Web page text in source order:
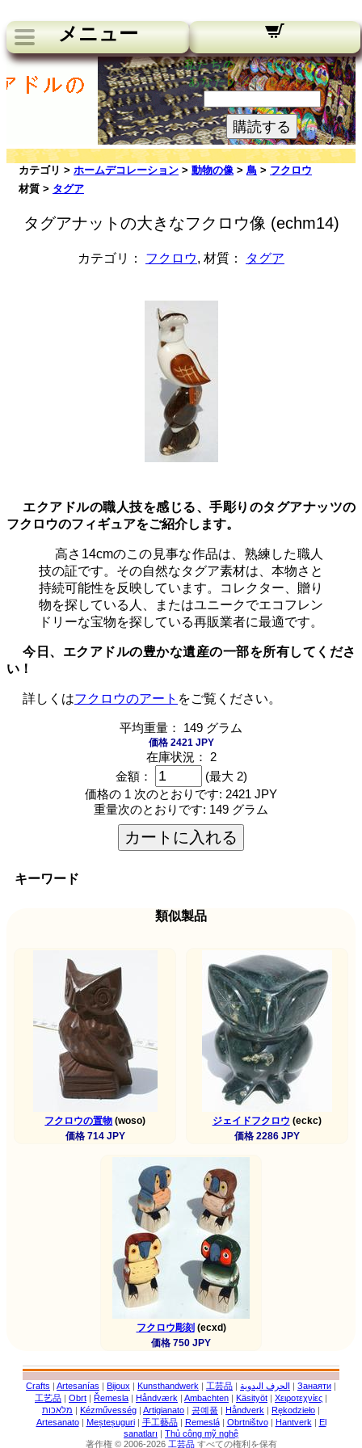
メニュー
私たちのニュースレター：
あなたのメールアドレス:
購読する
カテゴリ > ホームデコレーション > 動物の像 > 鳥 > フクロウ
材質 > タグア
タグアナットの大きなフクロウ像 (echm14)
カテゴリ： フクロウ, 材質： タグア
エクアドルの職人技を感じる、手彫りのタグアナッツの
フクロウのフィギュアをご紹介します。
高さ14cmのこの見事な作品は、熟練した職人
技の証です。その自然なタグア素材は、本物さと
持続可能性を反映しています。コレクター、贈り
物を探している人、またはユニークでエコフレン
ドリーな宝物を探している再販業者に最適です。
今日、エクアドルの豊かな遺産の一部を所有してくださ
い！
詳しくはフクロウのアート をご覧ください。
平均重量： 149 グラム
価格 2421 JPY
在庫状況： 2
金額：
(最大 2)
価格の 1 次のとおりです: 2421 JPY
重量次のとおりです: 149 グラム
カートに入れる
キーワード
類似製品
フクロウの置物 (woso)
価格 714 JPY
ジェイドフクロウ (eckc)
価格 2286 JPY
フクロウ彫刻 (ecxd)
価格 750 JPY
Crafts | Artesanías | Bijoux | Kunsthandwerk | 工芸品 | الحرف اليدوية | Занаяти |
工艺品 | Obrt | Řemesla | Håndværk | Ambachten | Käsityöt | Χειροτεχνίες |
מלאכות | Kézművesség | Artigianato | 공예품 | Håndverk | Rękodzieło |
Artesanato| Meșteșuguri| 手工藝品| Remeslá| Obrtništvo| Hantverk | El
sanatları | Thủ công mỹ nghệ
著作権 © 2006-2026 工芸品すべての権利を保有